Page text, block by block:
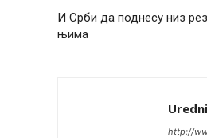
И Срби да поднесу низ
њима
http://